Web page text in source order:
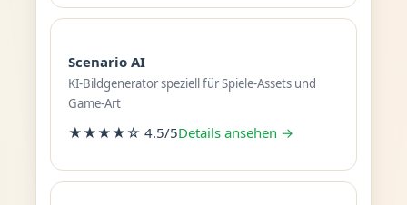
Scenario AI
KI-Bildgenerator speziell für Spiele-Assets und
Game-Art
★★★★☆ 4.5/5Details ansehen →